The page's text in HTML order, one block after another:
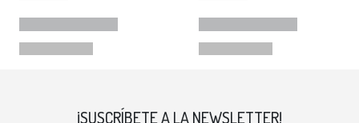
¡SUSCRÍBETE A LA NEWSLETTER!